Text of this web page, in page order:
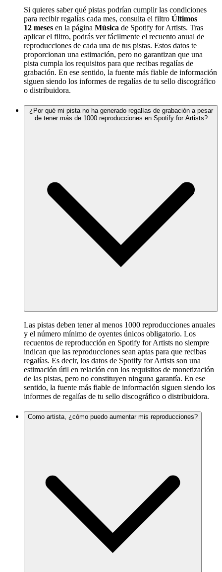
Si quieres saber qué pistas podrían cumplir las condiciones
para recibir regalías cada mes, consulta el filtro Últimos
12 meses en la página Música de Spotify for Artists. Tras
aplicar el filtro, podrás ver fácilmente el recuento anual de
reproducciones de cada una de tus pistas. Estos datos te
proporcionan una estimación, pero no garantizan que una
pista cumpla los requisitos para que recibas regalías de
grabación. En ese sentido, la fuente más fiable de información
siguen siendo los informes de regalías de tu sello discográfico
o distribuidora.
¿Por qué mi pista no ha generado regalías de grabación a pesar
de tener más de 1000 reproducciones en Spotify for Artists?
Las pistas deben tener al menos 1000 reproducciones anuales
y el número mínimo de oyentes únicos obligatorio. Los
recuentos de reproducción en Spotify for Artists no siempre
indican que las reproducciones sean aptas para que recibas
regalías. Es decir, los datos de Spotify for Artists son una
estimación útil en relación con los requisitos de monetización
de las pistas, pero no constituyen ninguna garantía. En ese
sentido, la fuente más fiable de información siguen siendo los
informes de regalías de tu sello discográfico o distribuidora.
Como artista, ¿cómo puedo aumentar mis reproducciones?